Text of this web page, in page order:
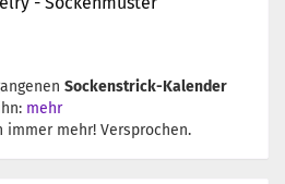
Sockenstrick-Kalender
mehr
immer mehr! Versprochen.